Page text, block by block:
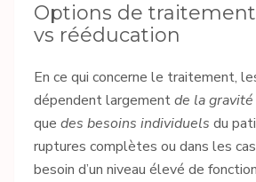
Options de
vs rééducation
En ce qui concerne le traitement,
dépendent largementde la gravité
que des besoins individuels du
ruptures complètes ou dans les
besoin d’un niveau élevé de